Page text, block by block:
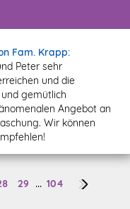
Fam. Krapp:
Peter sehr
und die
gemütlich
Angebot an
Wir können
29 ... 104